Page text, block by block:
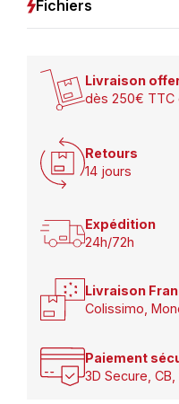
Fichiers
Livraison
dès 250€ TTC
Retours
14 jours
Expédition
24h/72h
Livraison
Colissimo,
Paiement
3D Secure,